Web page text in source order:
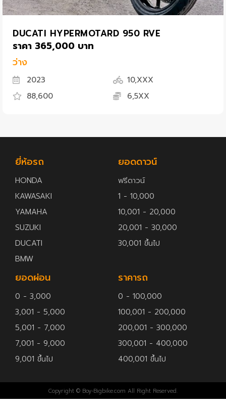
DUCATI HYPERMOTARD 950 RVE
ราคา 365,000 บาท
ว่าง
2023
10,XXX
88,600
6,5XX
ยี่ห้อรถ
HONDA
KAWASAKI
YAMAHA
SUZUKI
DUCATI
BMW
ยอดดาวน์
ฟรีดาวน์
1 - 10,000
10,001 - 20,000
20,001 - 30,000
30,001 ขึ้นไป
ยอดผ่อน
0 - 3,000
3,001 - 5,000
5,001 - 7,000
7,001 - 9,000
9,001 ขึ้นไป
ราคารถ
0 - 100,000
100,001 - 200,000
200,001 - 300,000
300,001 - 400,000
400,001 ขึ้นไป
Copyright © Boy-Bigbike.com All Right Reserved.